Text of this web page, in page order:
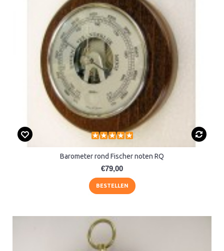
Barometer rond Fischer noten RQ
€79,00
BESTELLEN